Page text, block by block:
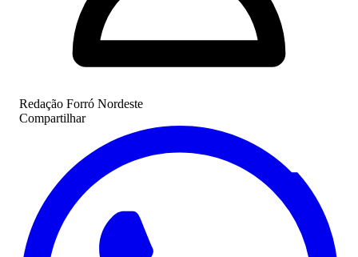
Redação Forró Nordeste
Compartilhar